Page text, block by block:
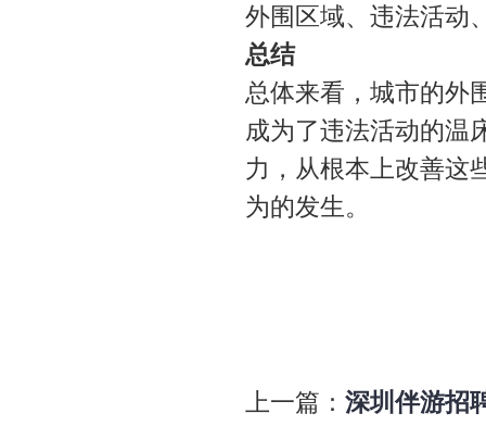
外围区域、违法活动
总结
总体来看，城市的外
成为了违法活动的温
力，从根本上改善这
为的发生。
上一篇： 深圳伴游招